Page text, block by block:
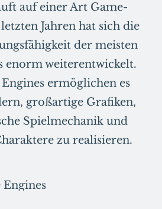
auf einer Art Game-
Jahren hat sich die
der meisten
enorm weiterentwickelt.
ermöglichen es
großartige Grafiken,
Spielmechanik und
zu realisieren.